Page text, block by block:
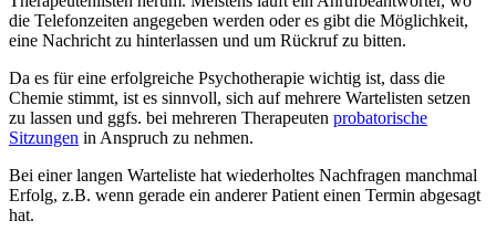
die Telefonzeiten angegeben werden oder es gibt die Möglichkeit,
eine Nachricht zu hinterlassen und um Rückruf zu bitten.
Da es für eine erfolgreiche Psychotherapie wichtig ist, dass die
Chemie stimmt, ist es sinnvoll, sich auf mehrere Wartelisten setzen
zu lassen und ggfs. bei mehreren Therapeuten probatorische
Sitzungen in Anspruch zu nehmen.
Bei einer langen Warteliste hat wiederholtes Nachfragen manchmal
Erfolg, z.B. wenn gerade ein anderer Patient einen Termin abgesagt
hat.